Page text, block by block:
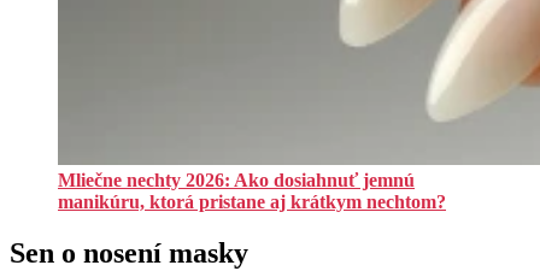
Mliečne nechty 2026: Ako dosiahnuť jemnú
manikúru, ktorá pristane aj krátkym nechtom?
Sen o nosení masky